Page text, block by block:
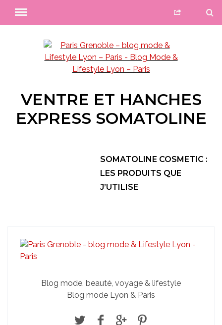
VENTRE ET HANCHES
EXPRESS SOMATOLINE
SOMATOLINE COSMETIC :
LES PRODUITS QUE
J’UTILISE
Blog mode, beauté, voyage & lifestyle
Blog mode Lyon & Paris